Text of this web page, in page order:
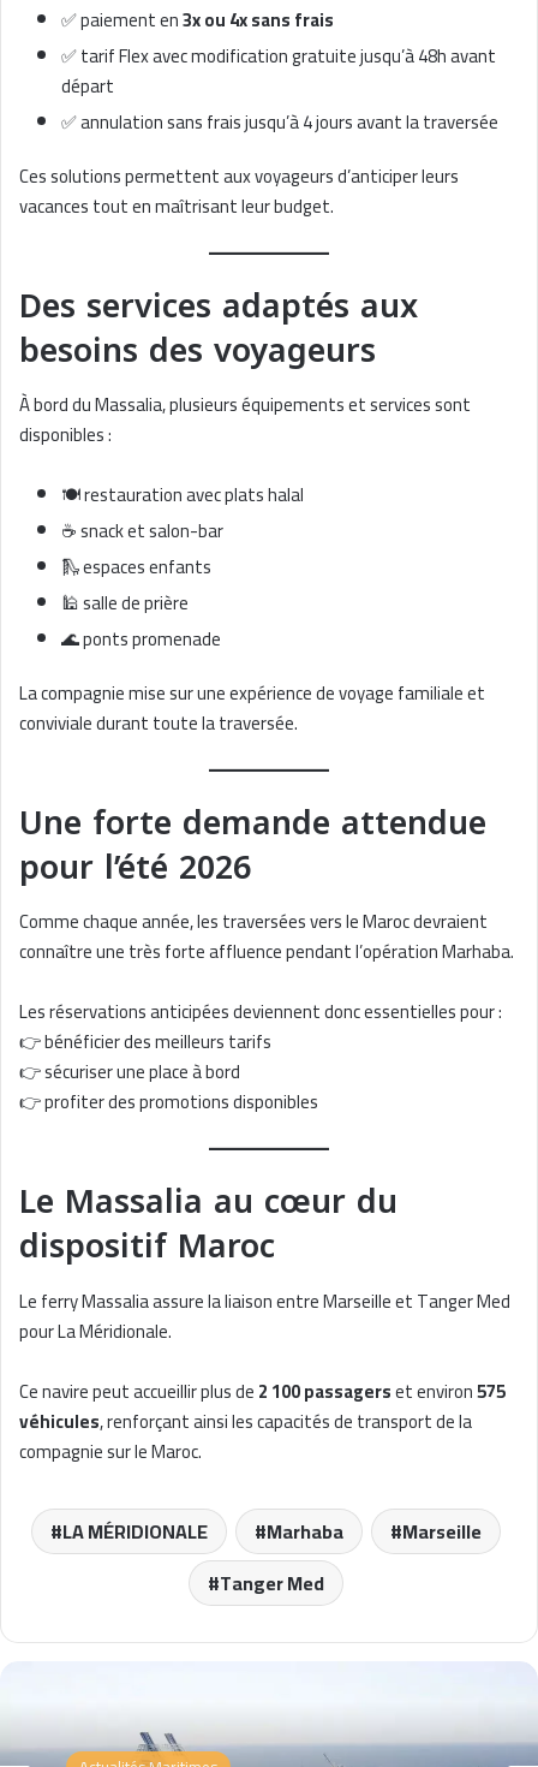
✅ paiement en3x ou 4x sans frais
✅ tarif Flex avec modification gratuite jusqu’à 48h avant
départ
✅ annulation sans frais jusqu’à 4 jours avant la traversée
Ces solutions permettent aux voyageurs d’anticiper leurs
vacances tout en maîtrisant leur budget.
Des services adaptés aux
besoins des voyageurs
À bord du Massalia, plusieurs équipements et services sont
disponibles :
🍽️ restauration avec plats halal
☕ snack et salon-bar
🛝 espaces enfants
🕌 salle de prière
🌊 ponts promenade
La compagnie mise sur une expérience de voyage familiale et
conviviale durant toute la traversée.
Une forte demande attendue
pour l’été 2026
Comme chaque année, les traversées vers le Maroc devraient
connaître une très forte affluence pendant l’opération Marhaba.
Les réservations anticipées deviennent donc essentielles pour :
👉 bénéficier des meilleurs tarifs
👉 sécuriser une place à bord
👉 profiter des promotions disponibles
Le Massalia au cœur du
dispositif Maroc
Le ferry Massalia assure la liaison entre Marseille et Tanger Med
pour La Méridionale.
Ce navire peut accueillir plus de2 100 passagerset environ575
véhicules, renforçant ainsi les capacités de transport de la
compagnie sur le Maroc.
LA MÉRIDIONALE Marhaba
Marseille
Tanger Med
Actualités Maritimes